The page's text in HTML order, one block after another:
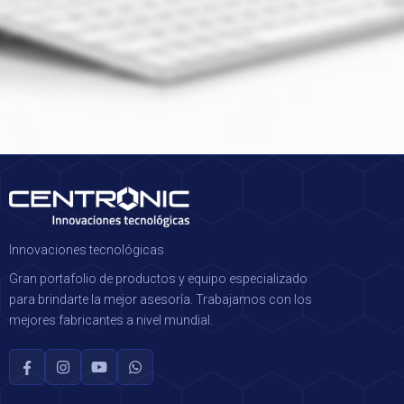
Innovaciones tecnológicas
Gran portafolio de productos y equipo especializado
para brindarte la mejor asesoría. Trabajamos con los
mejores fabricantes a nivel mundial.